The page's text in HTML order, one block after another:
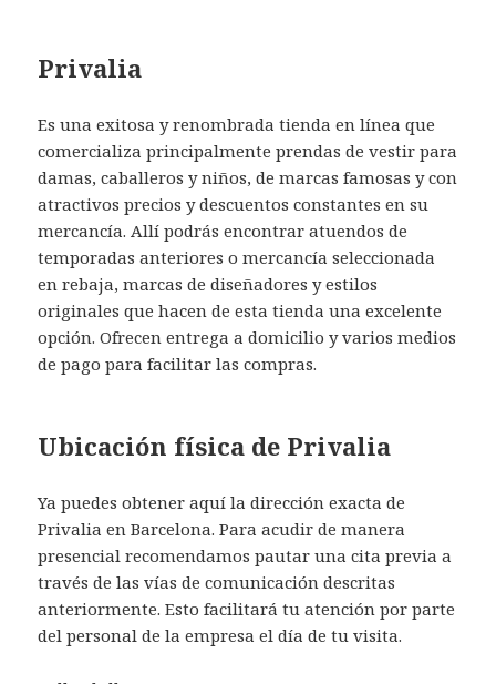
Privalia
Es una exitosa y renombrada tienda en línea que
comercializa principalmente prendas de vestir para
damas, caballeros y niños, de marcas famosas y con
atractivos precios y descuentos constantes en su
mercancía. Allí podrás encontrar atuendos de
temporadas anteriores o mercancía seleccionada
en rebaja, marcas de diseñadores y estilos
originales que hacen de esta tienda una excelente
opción. Ofrecen entrega a domicilio y varios medios
de pago para facilitar las compras.
Ubicación física de Privalia
Ya puedes obtener aquí la dirección exacta de
Privalia en Barcelona. Para acudir de manera
presencial recomendamos pautar una cita previa a
través de las vías de comunicación descritas
anteriormente. Esto facilitará tu atención por parte
del personal de la empresa el día de tu visita.